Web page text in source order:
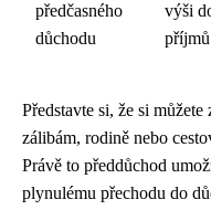
předčasného
důchodu
výši
příjmů
Představte si, že si
zálibám, rodině nebo
Právě to předdůchod
plynulému přechodu do